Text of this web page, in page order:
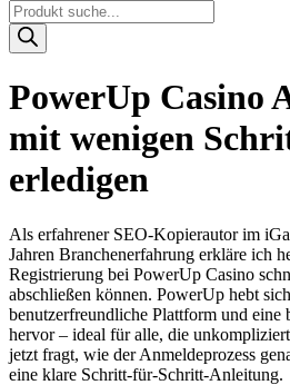
Products
search
PowerUp Casino
mit wenigen
erledigen
Als erfahrener SEO-Kopierautor im
Jahren Branchenerfahrung erkläre ich
Registrierung bei PowerUp Casino
abschließen können. PowerUp hebt
benutzerfreundliche Plattform und eine
hervor – ideal für alle, die
jetzt fragt, wie der Anmeldeprozess
eine klare Schritt-für-Schritt-Anleitung.